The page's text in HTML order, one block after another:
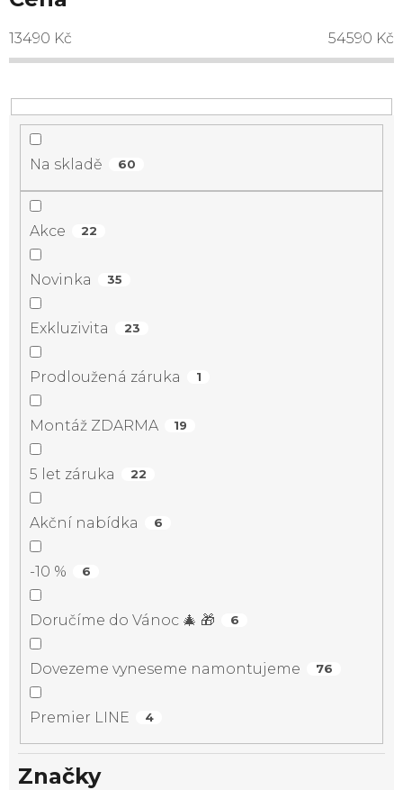
13490 Kč 54590 Kč
Na skladě 60
Akce 22
Novinka 35
Exkluzivita 23
Prodloužená záruka 1
Montáž ZDARMA 19
5 let záruka 22
Akční nabídka 6
-10 % 6
Doručíme do Vánoc 🎄 🎁 6
Dovezeme vyneseme namontujeme 76
Premier LINE 4
Značky